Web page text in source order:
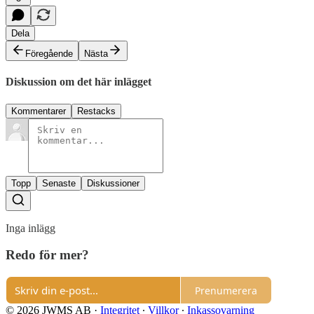
Dela
Föregående
Nästa
Diskussion om det här inlägget
Kommentarer Restacks
Topp Senaste Diskussioner
Inga inlägg
Redo för mer?
Prenumerera
© 2026 JWMS AB · Integritet ∙ Villkor∙ Inkassovarning